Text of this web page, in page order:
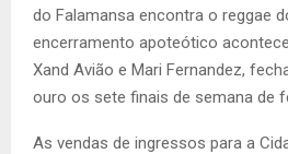
do Falamansa encontra o reggae
encerramento apoteótico
Xand Avião e Mari Fernandez,
ouro os sete finais de semana de
As vendas de ingressos para a